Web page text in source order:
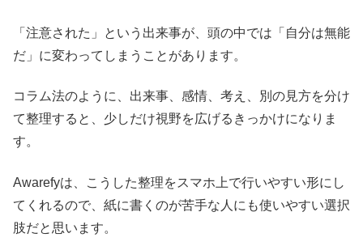
「注意された」という出来事が、頭の中では「自分は無能
だ」に変わってしまうことがあります。
コラム法のように、出来事、感情、考え、別の見方を分け
て整理すると、少しだけ視野を広げるきっかけになりま
す。
Awarefyは、こうした整理をスマホ上で行いやすい形にし
てくれるので、紙に書くのが苦手な人にも使いやすい選択
肢だと思います。